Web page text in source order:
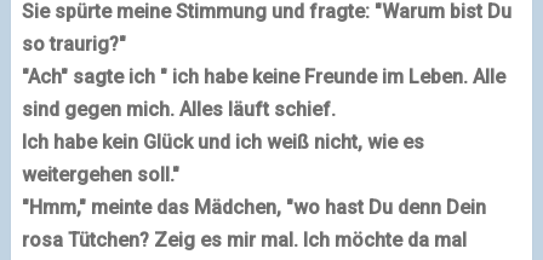
Sie spürte meine Stimmung und fragte: "Warum bist Du
so traurig?"
"Ach" sagte ich " ich habe keine Freunde im Leben. Alle
sind gegen mich. Alles läuft schief.
Ich habe kein Glück und ich weiß nicht, wie es
weitergehen soll."
"Hmm," meinte das Mädchen, "wo hast Du denn Dein
rosa Tütchen? Zeig es mir mal. Ich möchte da mal